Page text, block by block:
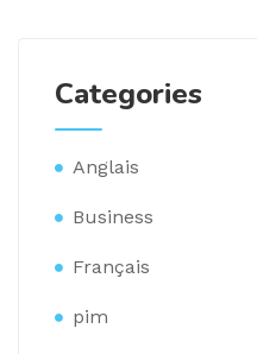
Categories
Anglais
Business
Français
pim